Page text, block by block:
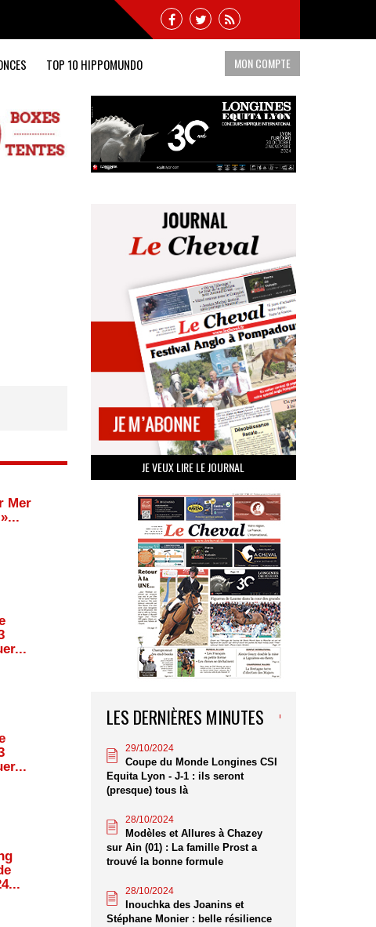
TOP 10 HIPPOMUNDO MON COMPTE
Mer
JE VEUX LIRE LE JOURNAL
LES DERNIÈRES MINUTES
29/10/2024
Coupe du Monde Longines CSI
Equita Lyon - J-1 : ils seront
(presque) tous là
28/10/2024
Modèles et Allures à Chazey
sur Ain (01) : La famille Prost a
trouvé la bonne formule
28/10/2024
Inouchka des Joanins et
Stéphane Monier : belle résilience